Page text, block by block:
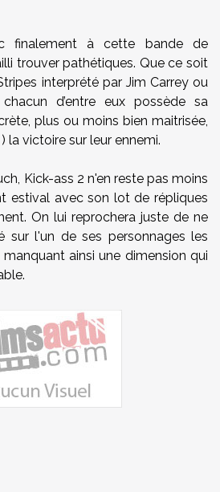
finalement à cette bande de
trouver pathétiques. Que ce soit
interprété par Jim Carrey ou
d’entre eux possède sa
plus ou moins bien maitrisée,
la victoire sur leur ennemi.
Kick-ass 2 n'en reste pas moins
estival avec son lot de répliques
On lui reprochera juste de ne
sur l'un de ses personnages les
ainsi une dimension qui